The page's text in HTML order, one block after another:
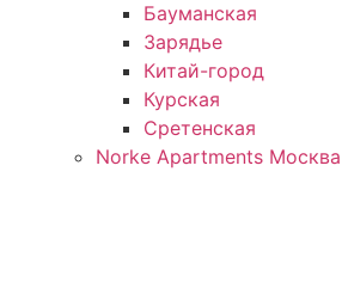
Бауманская
Зарядье
Китай-город
Курская
Сретенская
Norke Apartments Москва